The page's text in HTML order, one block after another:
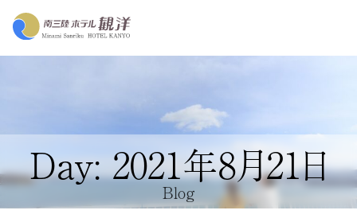
Day: 2021年8月21日
Blog